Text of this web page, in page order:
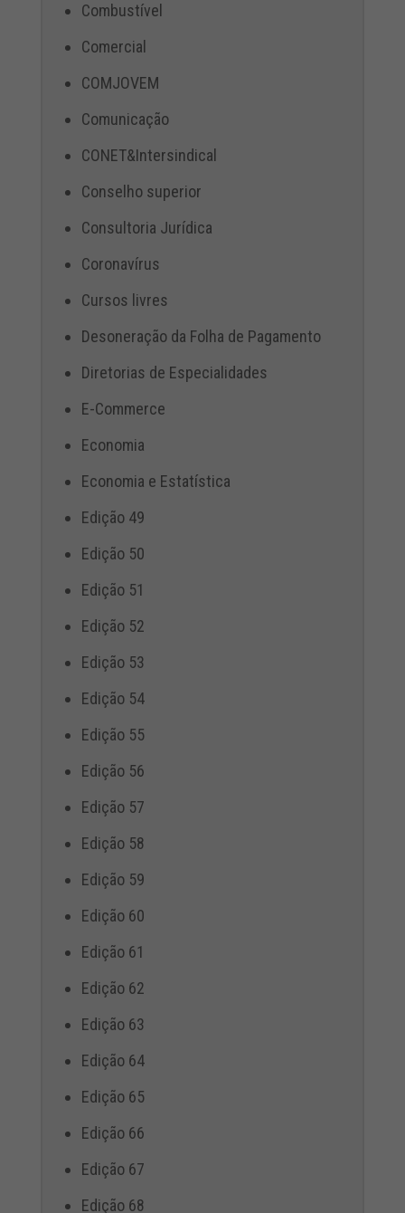
Combustível
Comercial
COMJOVEM
Comunicação
CONET&Intersindical
Conselho superior
Consultoria Jurídica
Coronavírus
Cursos livres
Desoneração da Folha de Pagamento
Diretorias de Especialidades
E-Commerce
Economia
Economia e Estatística
Edição 49
Edição 50
Edição 51
Edição 52
Edição 53
Edição 54
Edição 55
Edição 56
Edição 57
Edição 58
Edição 59
Edição 60
Edição 61
Edição 62
Edição 63
Edição 64
Edição 65
Edição 66
Edição 67
Edição 68